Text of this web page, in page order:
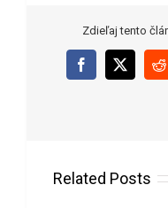
Zdieľaj tento
Facebook
X
Related Posts